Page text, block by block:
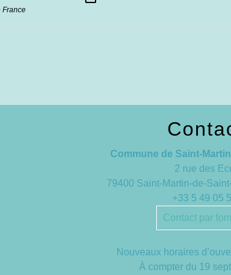
France
Commune de Saint-
2 rue des
79400 Saint-Martin-de-
+33 5 49 05
Contact par
Nouveaux horaires
À compter du 19